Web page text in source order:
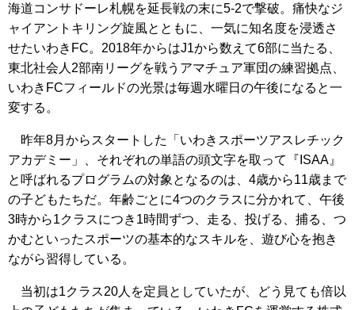
海道コンサドーレ札幌を延長戦の末に5‐2で撃破。痛快なジ
ャイアントキリング旋風とともに、一気に知名度を浸透さ
せたいわきFC。2018年からはJ1から数えて6部に当たる、
東北社会人2部南リーグを戦うアマチュア軍団の練習拠点、
いわきFCフィールドの光景は毎週水曜日の午後になると一
変する。
昨年8月からスタートした「いわきスポーツアスレチック
アカデミー」、それぞれの単語の頭文字を取って『ISAA』
と呼ばれるプログラムの対象となるのは、4歳から11歳まで
の子どもたちだ。年齢ごとに4つのクラスに分かれて、午後
3時から1クラスにつき1時間ずつ、走る、投げる、捕る、つ
かむといったスポーツの基本的なスキルを、遊び心を抱き
ながら習得している。
当初は1クラス20人を定員としていたが、どう見ても倍以